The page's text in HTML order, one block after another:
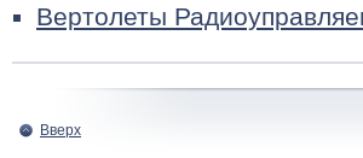
Вертолеты
Вверх